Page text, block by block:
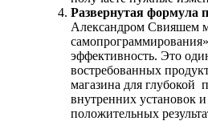
Развернутая формула
Александром Свияшем
эффективность. Это
востребованных
магазина для глубокой
внутренних установок
положительных